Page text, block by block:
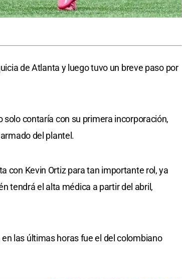
de Atlanta y luego tuvo un breve paso por
contaría con su primera incorporación,
del plantel.
con Kevin Ortiz para tan importante rol, ya
tendrá el alta médica a partir del abril,
las últimas horas fue el del colombiano